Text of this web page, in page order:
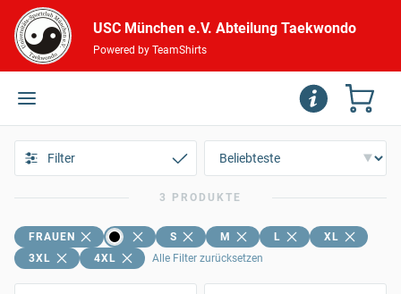
USC München e.V. Abteilung Taekwondo
Powered by TeamShirts
Filter
3 PRODUKTE
FRAUEN S M L
XL
3XL
4XL Alle Filter zurücksetzen